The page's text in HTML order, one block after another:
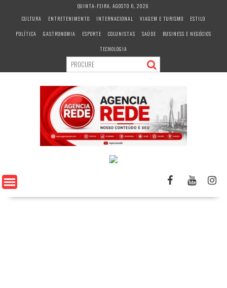
c
QUINTA-FEIRA, AGOSTO 6, 2026
CULTURA
ENTRETENIMENTO INTERNACIONAL VIAGEM E TURISMO
ESTILO
POLÍTICA
GASTRONOMIA ESPORTE COLUNISTAS SAÚDE
BUSINESS E NEGÓCIOS
TECNOLOGIA